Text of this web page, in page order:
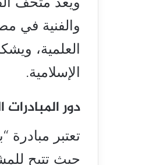
والفنية في
العلمية،
الإسلامية.
دور
تعتبر مبادرة
حيث تتيح